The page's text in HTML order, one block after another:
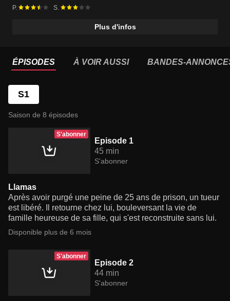
P. S.
Plus d'infos
ÉPISODES À VOIR AUSSI BANDES-
S1
Saison de 8 épisodes
S'abonner
Episode 1
45 min
S'abonner
Llamas
Après avoir purgé une peine de 25 ans de prison, un tueur
est libéré. Il retourne chez lui, bouleversant la vie de
famille heureuse de sa fille, qui s'est reconstruite sans lui.
Disponible plus de 6 mois
S'abonner
Episode 2
44 min
S'abonner